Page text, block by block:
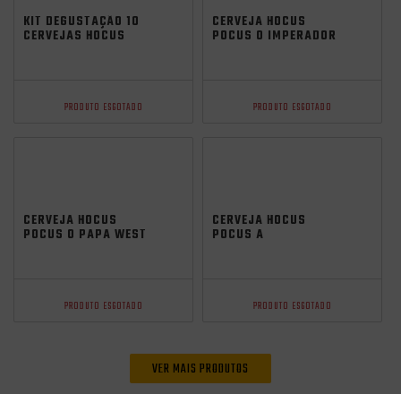
KIT DEGUSTAÇÃO 10
CERVEJAS HOCUS
PRODUTO ESGOTADO
CERVEJA HOCUS
POCUS O IMPERADOR
PRODUTO ESGOTADO
CERVEJA HOCUS
POCUS O PAPA WEST
PRODUTO ESGOTADO
CERVEJA HOCUS
POCUS A
PRODUTO ESGOTADO
VER MAIS PRODUTOS